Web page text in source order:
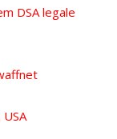
DSA legale